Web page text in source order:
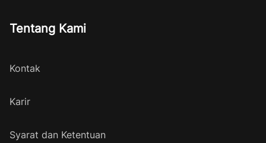
Tentang Kami
Kontak
Karir
Syarat dan Ketentuan